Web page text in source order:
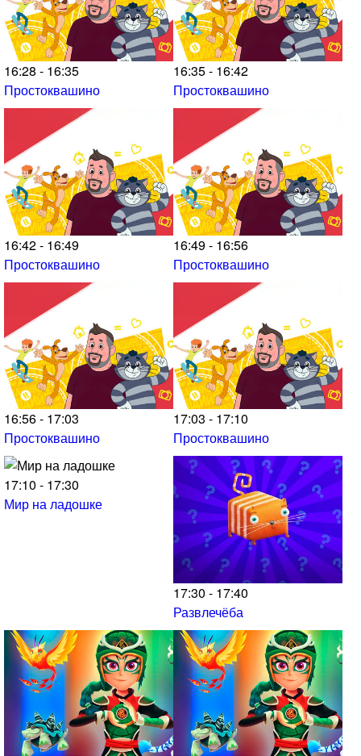
16:28 - 16:35
Простоквашино
16:35 - 16:42
Простоквашино
16:42 - 16:49
Простоквашино
16:49 - 16:56
Простоквашино
16:56 - 17:03
Простоквашино
17:03 - 17:10
Простоквашино
17:10 - 17:30
Мир на ладошке
17:30 - 17:40
Развлечёба